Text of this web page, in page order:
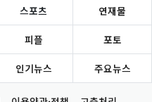
스포츠 연재물
피플 포토
인기뉴스 주요뉴스